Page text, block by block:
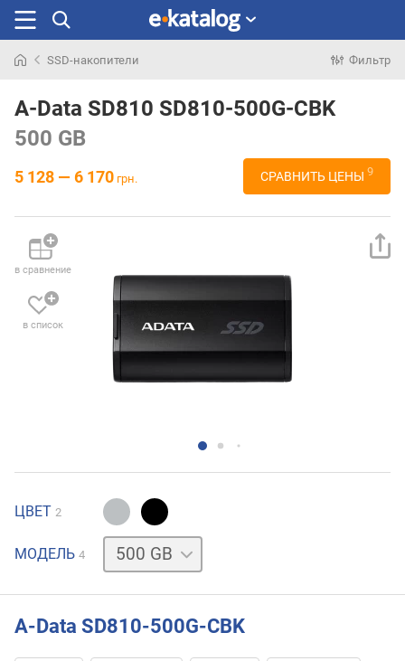
раньше
SSD-накопители Фильтр
A-Data SD810 SD810-500G-CBK
500 GB
5 128 — 6 170 грн. СРАВНИТЬ ЦЕНЫ 9
в сравнение
в список
ЦВЕТ 2
МОДЕЛЬ 4
1
TB2
A-Data SD810-500G-CBK